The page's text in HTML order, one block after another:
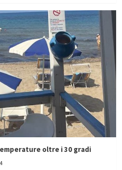
oltre i 30 gradi